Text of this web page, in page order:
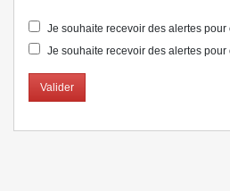
Je souhaite recevoir des alertes pour
Je souhaite recevoir des alertes pour
Valider